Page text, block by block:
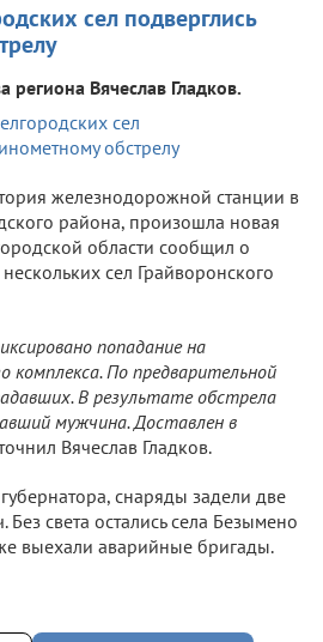
сел подверглись
Вячеслав Гладков.
железнодорожной станции в
района, произошла новая
области сообщил о
сел Грайворонского
попадание на
По предварительной
В результате обстрела
мужчина. Доставлен в
Вячеслав Гладков.
снаряды задели две
Без света остались села Безымено
выехали аварийные бригады.